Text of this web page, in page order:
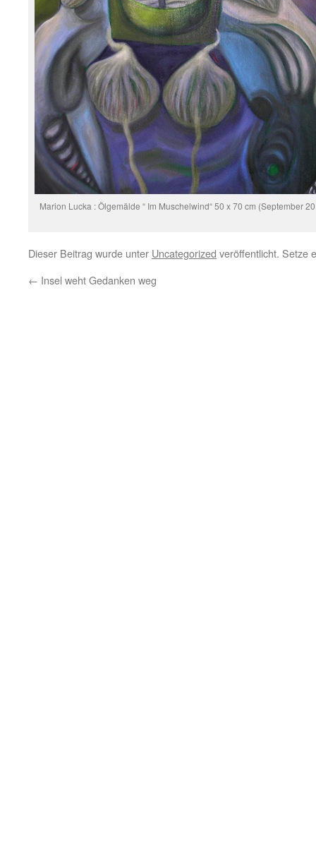
Marion Lucka : Ölgemälde “ Im Muschelwind“ 50 x 70 cm (September
Dieser Beitrag wurde unter Uncategorized veröffentlicht. Setze
← Insel weht Gedanken weg